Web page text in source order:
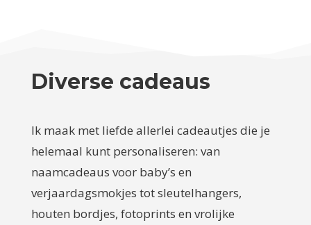
Diverse cadeaus
Ik maak met liefde allerlei cadeautjes die je
helemaal kunt personaliseren: van
naamcadeaus voor baby’s en
verjaardagsmokjes tot sleutelhangers,
houten bordjes, fotoprints en vrolijke